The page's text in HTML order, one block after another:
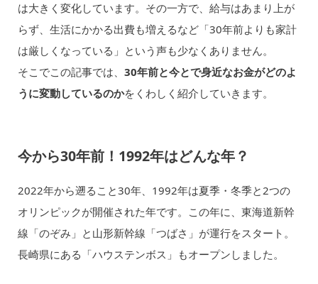
は大きく変化しています。その一方で、給与はあまり上が
らず、生活にかかる出費も増えるなど「30年前よりも家計
は厳しくなっている」という声も少なくありません。
そこでこの記事では、 30年前と今とで身近なお金がどのよ
うに変動しているのかをくわしく紹介していきます。
今から30年前！1992年はどんな年？
2022年から遡ること30年、1992年は夏季・冬季と2つの
オリンピックが開催された年です。この年に、東海道新幹
線「のぞみ」と山形新幹線「つばさ」が運行をスタート。
長崎県にある「ハウステンボス」もオープンしました。